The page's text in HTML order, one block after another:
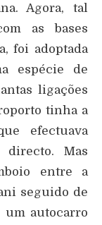
Agora, tal
as bases
foi adoptada
espécie de
ligações
tinha a
efectuava
Mas
entre a
seguido de
autocarro